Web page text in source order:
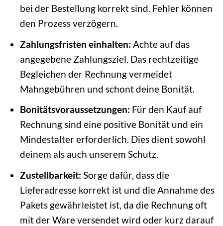
bei der Bestellung korrekt sind. Fehler können
den Prozess verzögern.
Zahlungsfristen einhalten: Achte auf das
angegebene Zahlungsziel. Das rechtzeitige
Begleichen der Rechnung vermeidet
Mahngebühren und schont deine Bonität.
Bonitätsvoraussetzungen: Für den Kauf auf
Rechnung sind eine positive Bonität und ein
Mindestalter erforderlich. Dies dient sowohl
deinem als auch unserem Schutz.
Zustellbarkeit: Sorge dafür, dass die
Lieferadresse korrekt ist und die Annahme des
Pakets gewährleistet ist, da die Rechnung oft
mit der Ware versendet wird oder kurz darauf